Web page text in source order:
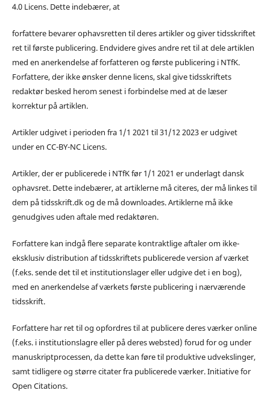
4.0 Licens. Dette indebærer, at
forfattere bevarer ophavsretten til deres artikler og giver tidsskriftet
ret til første publicering. Endvidere gives andre ret til at dele artiklen
med en anerkendelse af forfatteren og første publicering i NTfK.
Forfattere, der ikke ønsker denne licens, skal give tidsskriftets
redaktør besked herom senest i forbindelse med at de læser
korrektur på artiklen.
Artikler udgivet i perioden fra 1/1 2021 til 31/12 2023 er udgivet
under en CC-BY-NC Licens.
Artikler, der er publicerede i NTfK før 1/1 2021 er underlagt dansk
ophavsret. Dette indebærer, at artiklerne må citeres, der må linkes til
dem på tidsskrift.dk og de må downloades. Artiklerne må ikke
genudgives uden aftale med redaktøren.
Forfattere kan indgå flere separate kontraktlige aftaler om ikke-
eksklusiv distribution af tidsskriftets publicerede version af værket
(f.eks. sende det til et institutionslager eller udgive det i en bog),
med en anerkendelse af værkets første publicering i nærværende
tidsskrift.
Forfattere har ret til og opfordres til at publicere deres værker online
(f.eks. i institutionslagre eller på deres websted) forud for og under
manuskriptprocessen, da dette kan føre til produktive udvekslinger,
samt tidligere og større citater fra publicerede værker. Initiative for
Open Citations.